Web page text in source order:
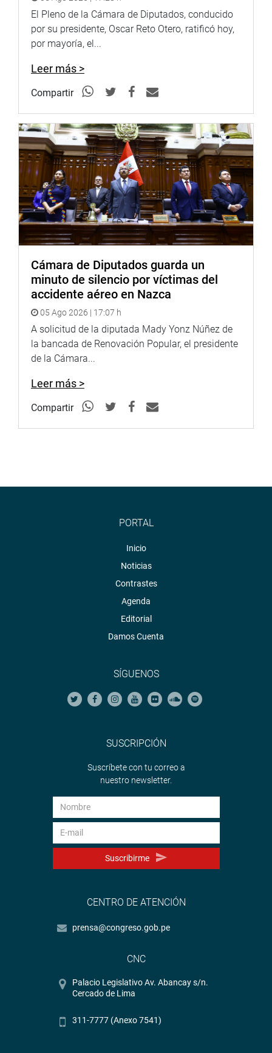
El Pleno de la Cámara de Diputados, conducido
por su presidente, Oscar Reto Otero, ratificó hoy,
por mayoría, el...
Leer más >
Compartir
Cámara de Diputados guarda un
minuto de silencio por víctimas del
accidente aéreo en Nazca
05 Ago 2026 | 17:07 h
A solicitud de la diputada Mady Yonz Núñez de
la bancada de Renovación Popular, el presidente
de la Cámara...
Leer más >
Compartir
PORTAL
Inicio
Noticias
Contrastes
Agenda
Editorial
Damos Cuenta
SÍGUENOS
SUSCRIPCIÓN
Suscríbete con tu correo a
nuestro newsletter.
Suscribirme
CENTRO DE ATENCIÓN
prensa@congreso.gob.pe
CNC
Palacio Legislativo Av. Abancay s/n.
Cercado de Lima
311-7777 (Anexo 7541)